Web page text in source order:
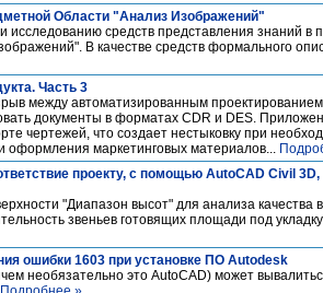
Области "Анализ Изображений"
исследованию средств представления знаний в
В качестве средств формального
Часть 3
между автоматизированным
документы в форматах CDR и DES.
чертежей, что создает нестыковку при
оформления маркетинговых материалов...
проекту, с помощью AutoCAD Civil
"Диапазон высот" для анализа
звеньев готовящих площади под
ошибки 1603 при установке ПО Autodesk
необязательно это AutoCAD) может